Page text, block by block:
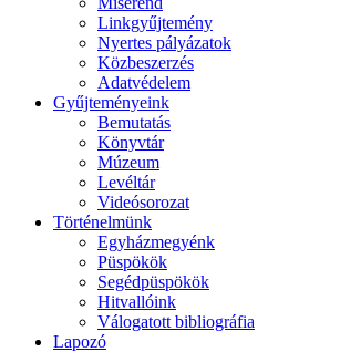
Linkgyűjtemény
Nyertes pályázatok
Közbeszerzés
Adatvédelem
Gyűjteményeink
Bemutatás
Könyvtár
Múzeum
Levéltár
Videósorozat
Történelmünk
Egyházmegyénk
Püspökök
Segédpüspökök
Hitvallóink
Válogatott bibliográfia
Lapozó